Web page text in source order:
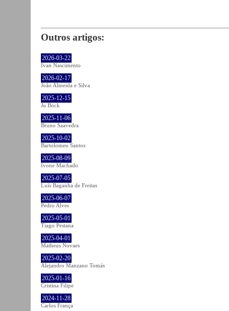
Outros artigos:
2026-03-22
Ivan Nascimento
2026-02-17
João Almeida e Silva
2025-12-15
Ju Bock
2025-11-06
Bruno Saavedra
2025-10-02
Bartolomeu Santos
2025-08-09
Ivone Machado
2025-07-05
Luís Baganha de Freitas
2025-06-07
Pedro Alves
2025-05-01
Tiago Pestana
2025-04-01
Matheus Novaes
2025-02-20
Alejandro Manzano Tomás
2025-01-16
Cristina Filipe
2024-11-28
Carlos França